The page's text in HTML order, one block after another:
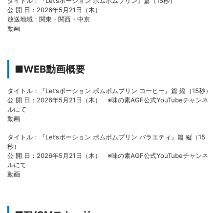
公 開 日：2026年5月21日（木）
放送地域：関東・関西・中京
動画
■WEB動画概要
タイトル：『Let’sポーション ポムポムプリン コーヒー』篇 縦（15秒）
公 開 日：2026年5月21日（木） ※味の素AGF公式YouTubeチャンネ
ルにて
動画
タイトル：『Let’sポーション ポムポムプリン バラエティ』篇 縦（15
秒）
公 開 日：2026年5月21日（木） ※味の素AGF公式YouTubeチャンネ
ルにて
動画